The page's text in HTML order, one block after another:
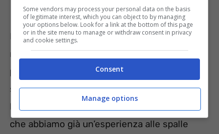
Il secondo profilo ricercato da Alice Pizza
nelle sue nuove assunzioni è quello del
pizzaiolo
. Le città prese in considerazione
sonoRoma, Villasanta, Mestre, Rescaldina e
Milano
. Per questo ruolo si cercano candidati
che abbiamo già un’esperienza alle spalle
Some vendors may process your personal data on the basis
of legitimate interest, which you can object to by managing
your options below. Look for a link at the bottom of this page
or in the site menu to manage or withdraw consent in privacy
and cookie settings.
Consent
Manage options